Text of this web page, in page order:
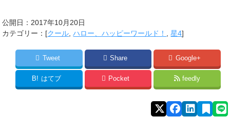
公開日： 2017年10月20日
カテゴリー：[クール ,ハロー、ハッピーワールド！ ,星4]
Tweet Share Google+
B! はてブ Pocket feedly